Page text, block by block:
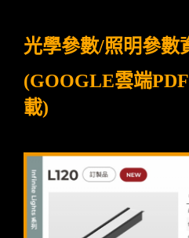
光學參數/照明參數
(GOOGLE雲端
載)